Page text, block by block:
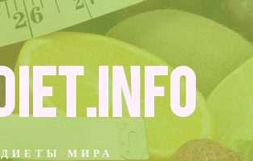
МИРА